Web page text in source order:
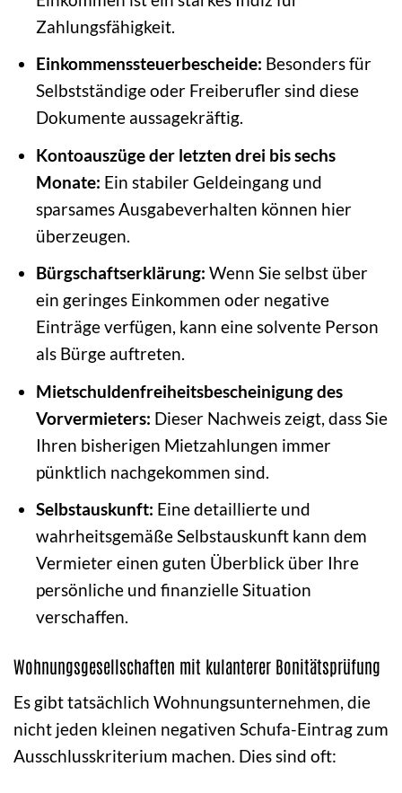
Zahlungsfähigkeit.
Einkommenssteuerbescheide: Besonders für
Selbstständige oder Freiberufler sind diese
Dokumente aussagekräftig.
Kontoauszüge der letzten drei bis sechs
Monate: Ein stabiler Geldeingang und
sparsames Ausgabeverhalten können hier
überzeugen.
Bürgschaftserklärung: Wenn Sie selbst über
ein geringes Einkommen oder negative
Einträge verfügen, kann eine solvente Person
als Bürge auftreten.
Mietschuldenfreiheitsbescheinigung des
Vorvermieters: Dieser Nachweis zeigt, dass Sie
Ihren bisherigen Mietzahlungen immer
pünktlich nachgekommen sind.
Selbstauskunft: Eine detaillierte und
wahrheitsgemäße Selbstauskunft kann dem
Vermieter einen guten Überblick über Ihre
persönliche und finanzielle Situation
verschaffen.
Wohnungsgesellschaften mit kulanterer Bonitätsprüfung
Es gibt tatsächlich Wohnungsunternehmen, die
nicht jeden kleinen negativen Schufa-Eintrag zum
Ausschlusskriterium machen. Dies sind oft: